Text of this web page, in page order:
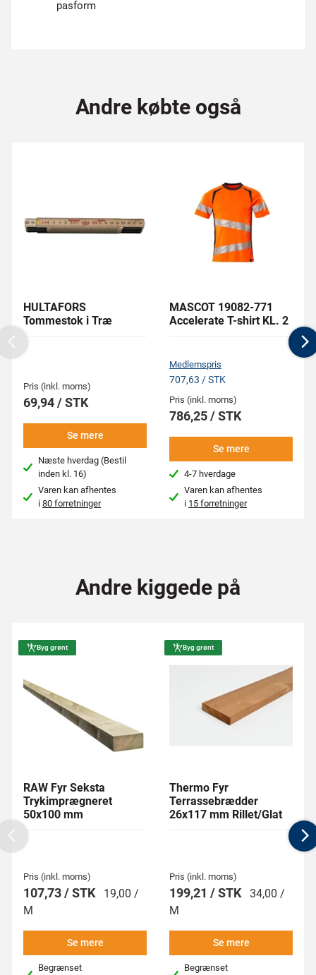
pasform
Andre købte også
HULTAFORS
Tommestok i Træ
Pris (inkl. moms)
69,94 / STK
Se mere
Næste hverdag (Bestil
inden kl. 16)
Varen kan afhentes
i80 forretninger
MASCOT 19082-771
Accelerate T-shirt KL. 2
Medlemspris
707,63 / STK
Pris (inkl. moms)
786,25 / STK
Se mere
4-7 hverdage
Varen kan afhentes
i 15 forretninger
Previous
Andre kiggede på
Byg grønt
RAW Fyr Seksta
Trykimprægneret
50x100 mm
Pris (inkl. moms)
107,73 / STK
19,00 /
M
Se mere
Begrænset
Byg grønt
Thermo Fyr
Terrassebrædder
26x117 mm Rillet/Glat
Pris (inkl. moms)
199,21 / STK 34,00 /
M
Se mere
Begrænset
Previous